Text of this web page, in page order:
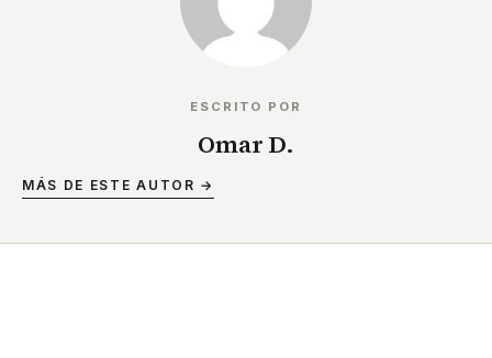
ESCRITO POR
Omar D.
MÁS DE ESTE AUTOR →